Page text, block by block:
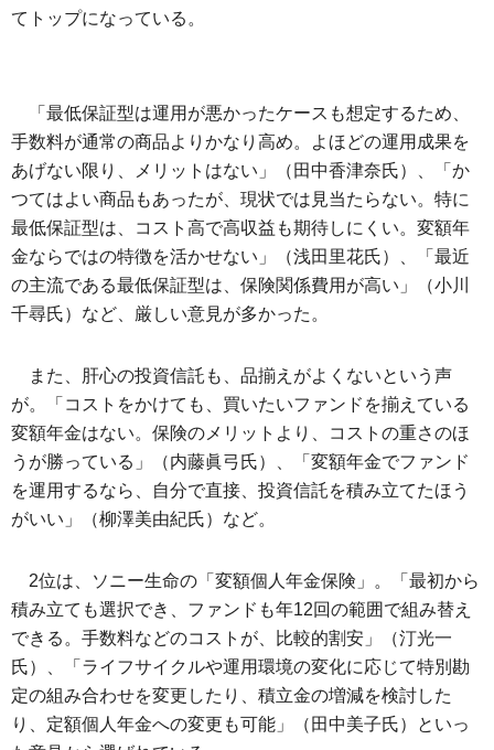
てトップになっている。
「最低保証型は運用が悪かったケースも想定するため、
手数料が通常の商品よりかなり高め。よほどの運用成果を
あげない限り、メリットはない」（田中香津奈氏）、「か
つてはよい商品もあったが、現状では見当たらない。特に
最低保証型は、コスト高で高収益も期待しにくい。変額年
金ならではの特徴を活かせない」（浅田里花氏）、「最近
の主流である最低保証型は、保険関係費用が高い」（小川
千尋氏）など、厳しい意見が多かった。
また、肝心の投資信託も、品揃えがよくないという声
が。「コストをかけても、買いたいファンドを揃えている
変額年金はない。保険のメリットより、コストの重さのほ
うが勝っている」（内藤眞弓氏）、「変額年金でファンド
を運用するなら、自分で直接、投資信託を積み立てたほう
がいい」（柳澤美由紀氏）など。
2位は、ソニー生命の「変額個人年金保険」。「最初から
積み立ても選択でき、ファンドも年12回の範囲で組み替え
できる。手数料などのコストが、比較的割安」（汀光一
氏）、「ライフサイクルや運用環境の変化に応じて特別勘
定の組み合わせを変更したり、積立金の増減を検討した
り、定額個人年金への変更も可能」（田中美子氏）といっ